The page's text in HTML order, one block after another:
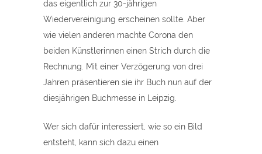
das eigentlich zur 30-jährigen
Wiedervereinigung erscheinen sollte. Aber
wie vielen anderen machte Corona den
beiden Künstlerinnen einen Strich durch die
Rechnung. Mit einer Verzögerung von drei
Jahren präsentieren sie ihr Buch nun auf der
diesjährigen Buchmesse in Leipzig.
Wer sich dafür interessiert, wie so ein Bild
entsteht, kann sich dazu einen